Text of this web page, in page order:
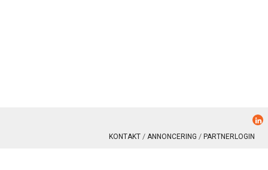
KONTAKT ANNONCERING PARTNERLOGIN